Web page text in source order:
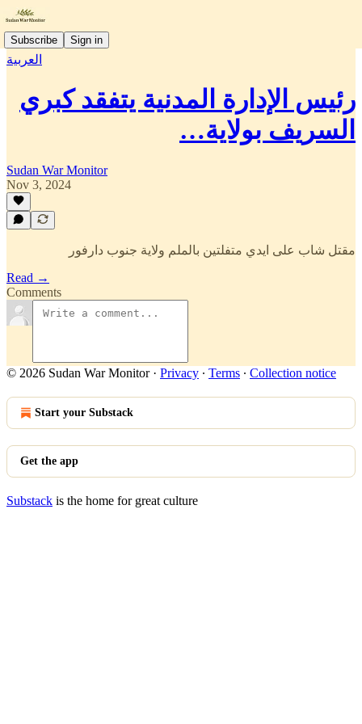
Subscribe Sign in
العربية
رئيس الإدارة المدنية يتفقد كبري
السريف بولاية…
Sudan War Monitor
Nov 3, 2024
مقتل شاب على ايدي متفلتين بالملم ولاية جنوب دارفور
Read →
Comments
© 2026 Sudan War Monitor· Privacy ∙ Terms ∙ Collection notice
Start your Substack
Get the app
Substack is the home for great culture